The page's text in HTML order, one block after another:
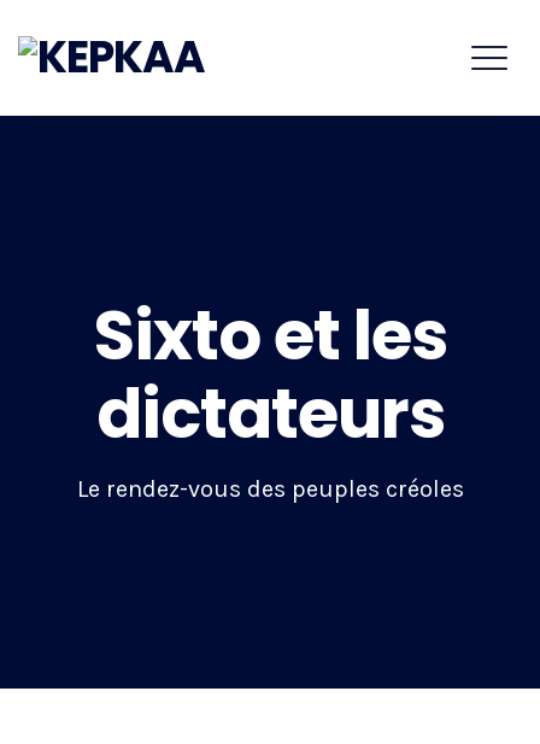
Sixto et les
dictateurs
Le rendez-vous des peuples créoles